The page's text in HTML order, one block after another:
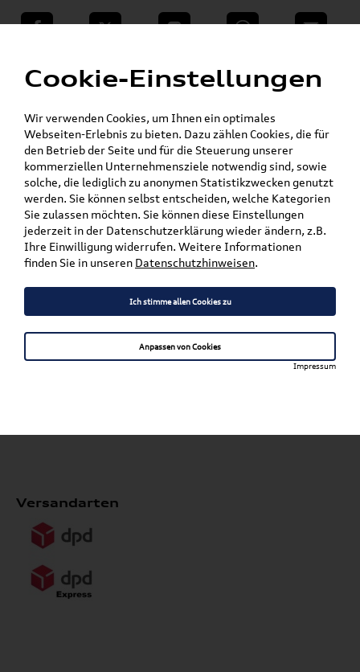
teilen Twitter Instagram WhatsApp E-Mail
Zurück
Versandkostenfrei*
Versandarten
Cookie-Einstellungen
Wir verwenden Cookies, um Ihnen ein optimales
Webseiten-Erlebnis zu bieten. Dazu zählen Cookies, die für
den Betrieb der Seite und für die Steuerung unserer
kommerziellen Unternehmensziele notwendig sind, sowie
solche, die lediglich zu anonymen Statistikzwecken genutzt
werden. Sie können selbst entscheiden, welche Kategorien
Sie zulassen möchten. Sie können diese Einstellungen
jederzeit in der Datenschutzerklärung wieder ändern, z.B.
Ihre Einwilligung widerrufen. Weitere Informationen
finden Sie in unseren Datenschutzhinweisen.
Ich stimme allen Cookies zu
Anpassen von Cookies
Impressum